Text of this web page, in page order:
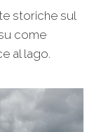
storiche sul
come
al lago.